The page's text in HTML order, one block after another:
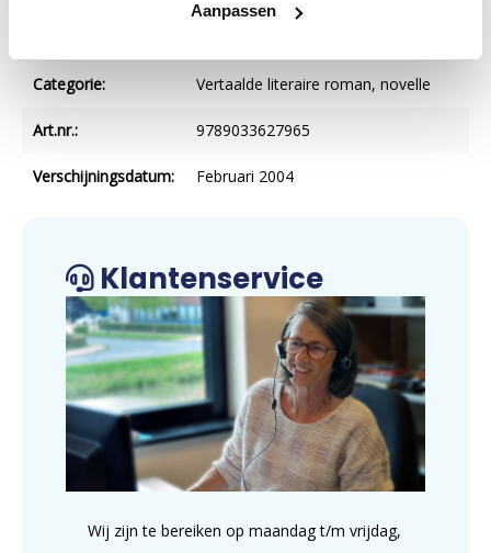
Aanpassen
Categorie: Vertaalde literaire roman, novelle
Art.nr.: 9789033627965
Verschijningsdatum: Februari 2004
Klantenservice
Wij zijn te bereiken op maandag t/m vrijdag,